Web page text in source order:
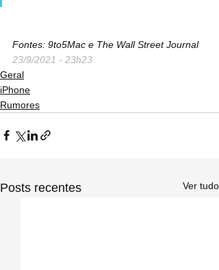
Fontes: 9to5Mac e The Wall Street Journal
23/9/2021 - 23h23
Geral
iPhone
Rumores
Posts recentes Ver tudo